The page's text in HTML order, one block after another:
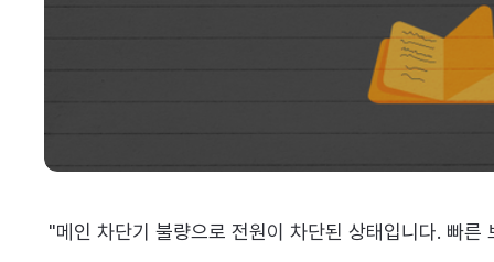
"메인 차단기 불량으로 전원이 차단된 상태입니다. 빠른